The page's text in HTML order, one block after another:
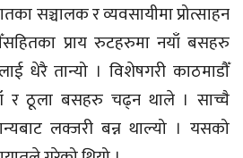
सञ्चालक र व्यवसायीमा प्रोत्साहन
प्राय रुटहरुमा नयाँ बसहरु
धेरै तान्यो । विशेषगरी काठमाडौँ
र ठूला बसहरु चढ्न थाले । साच्चै
लक्जरी बन्न थाल्यो । यसको